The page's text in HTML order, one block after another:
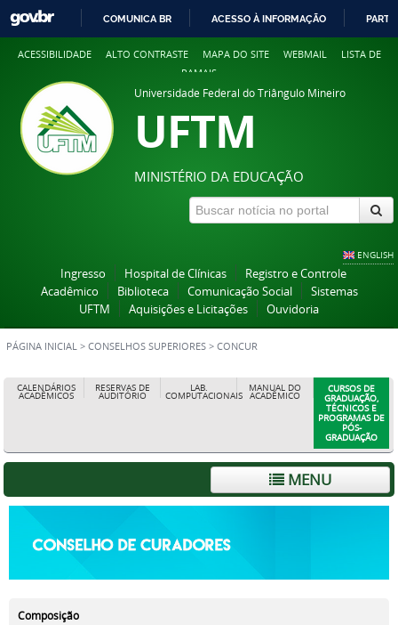
COMUNICA BR ACESSO À INFORMAÇÃO
ACESSIBILIDADE ALTO CONTRASTE MAPA DO SITE WEBMAIL
LISTA DE
RAMAIS
Universidade Federal do Triângulo Mineiro
UFTM
MINISTÉRIO DA EDUCAÇÃO
ENGLISH
Ingresso Hospital de Clínicas
Registro e Controle
Acadêmico
Biblioteca Comunicação Social
Sistemas
UFTM
Aquisições e Licitações Ouvidoria
PÁGINA INICIAL > CONSELHOS SUPERIORES > CONCUR
CALENDÁRIOS
ACADÊMICOS
RESERVAS DE
AUDITÓRIO
LAB.
COMPUTACIONAIS
MANUAL DO
ACADÊMICO
CURSOS DE
GRADUAÇÃO,
TÉCNICOS E
PROGRAMAS DE
PÓS-
GRADUAÇÃO
MENU
Composição